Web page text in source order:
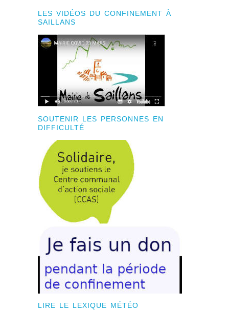
LES VIDÉOS DU CONFINEMENT À
SAILLANS
SOUTENIR LES PERSONNES EN
DIFFICULTÉ
LIRE LE LEXIQUE MÉTÉO